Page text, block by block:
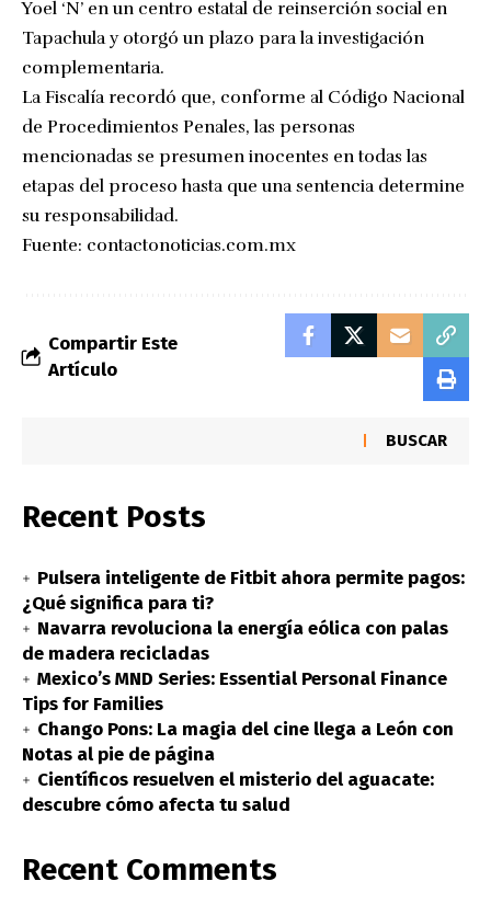
Yoel ‘N’ en un centro estatal de reinserción social en
Tapachula y otorgó un plazo para la investigación
complementaria.
La Fiscalía recordó que, conforme al Código Nacional
de Procedimientos Penales, las personas
mencionadas se presumen inocentes en todas las
etapas del proceso hasta que una sentencia determine
su responsabilidad.
Fuente: contactonoticias.com.mx
Compartir Este
Artículo
BUSCAR
Recent Posts
Pulsera inteligente de Fitbit ahora permite pagos:
¿Qué significa para ti?
Navarra revoluciona la energía eólica con palas
de madera recicladas
Mexico’s MND Series: Essential Personal Finance
Tips for Families
Chango Pons: La magia del cine llega a León con
Notas al pie de página
Científicos resuelven el misterio del aguacate:
descubre cómo afecta tu salud
Recent Comments